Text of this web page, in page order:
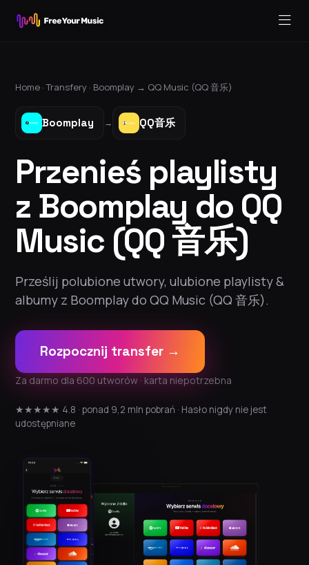
Home ·Transfery · Boomplay → QQ Music (QQ 音乐)
Boomplay → QQ音乐
Przenieś playlisty
z Boomplay do QQ
Music (QQ 音乐)
Prześlij polubione utwory, ulubione playlisty &
albumy z Boomplay do QQ Music (QQ 音乐).
Rozpocznij transfer →
Za darmo dla 600 utworów · karta niepotrzebna
★★★★★ 4.8 · ponad 9,2 mln pobrań · Hasło nigdy nie jest
udostępniane